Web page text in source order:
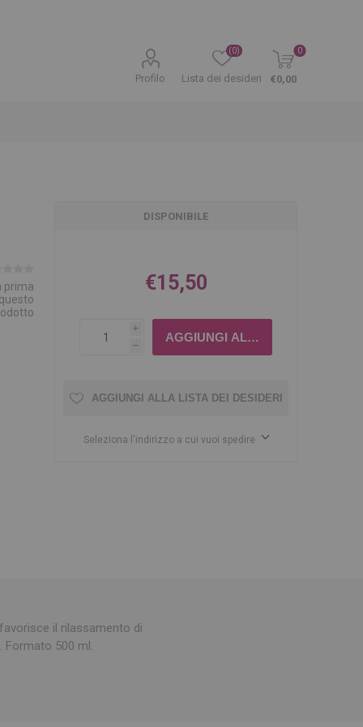
Profilo Lista dei desideri
(0) 0
€0,00
prima
DISPONIBILE
€15,50
i
h
AGGIUNGI ALLA LISTA DEI DESIDERI
Seleziona l'indirizzo a cui vuoi spedire
il rilassamento di
Formato 500 ml.